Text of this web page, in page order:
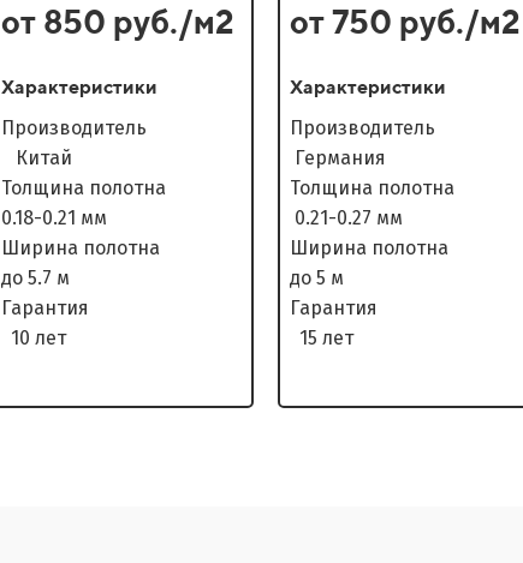
от 850 руб./м2
Характеристики
Производитель
Китай
Толщина полотна
0.18-0.21 мм
Ширина полотна
до 5.7 м
Гарантия
10 лет
от 750 руб./м2
Характеристики
Производитель
Германия
Толщина полотна
0.21-0.27 мм
Ширина полотна
до 5 м
Гарантия
15 лет